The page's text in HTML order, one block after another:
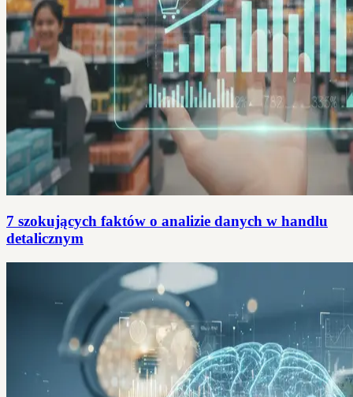
7 szokujących faktów o analizie danych w handlu
detalicznym